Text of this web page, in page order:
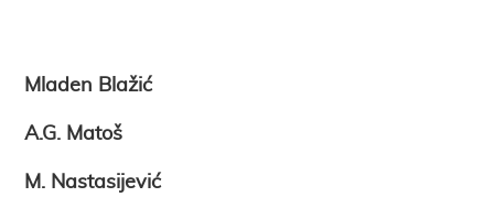
Mladen Blažić
A.G. Matoš
M. Nastasijević